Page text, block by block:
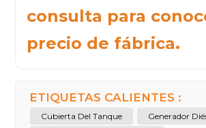
consulta para
precio de fábrica.
ETIQUETAS CALIENTES :
Cubierta Del Tanque
Generador